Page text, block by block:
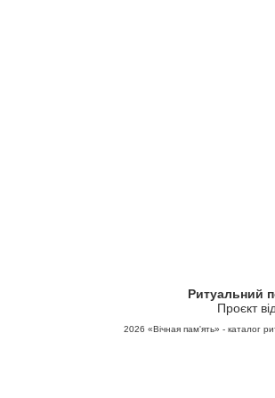
Ритуальний
Проєкт
2026 «Вічная пам'ять» - каталог